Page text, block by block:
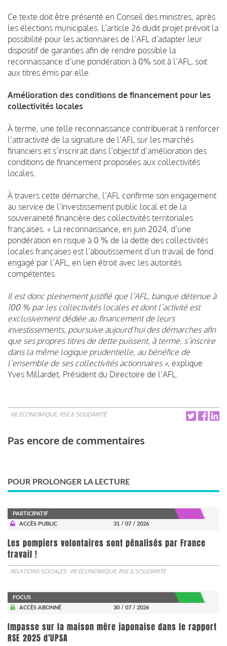
Ce texte doit être présenté en Conseil des ministres, après
les élections municipales. L’article 26 dudit projet prévoit la
possibilité pour les actionnaires de l’AFL d’adapter leur
dispositif de garanties afin de rendre possible la
reconnaissance d’une pondération à 0% soit à l’AFL, soit
aux titres émis par elle.
Amélioration des conditions de financement pour les
collectivités locales
À terme, une telle reconnaissance contribuerait à renforcer
l’attractivité de la signature de l’AFL sur les marchés
financiers et s’inscrirait dans l’objectif d’amélioration des
conditions de financement proposées aux collectivités
locales.
À travers cette démarche, l’AFL confirme son engagement
au service de l’investissement public local et de la
souveraineté financière des collectivités territoriales
françaises. « La reconnaissance, en juin 2024, d’une
pondération en risque à 0 % de la dette des collectivités
locales françaises est l’aboutissement d’un travail de fond
engagé par l’AFL, en lien étroit avec les autorités
compétentes.
Il est donc pleinement justifié que l’AFL, banque détenue à
100 % par les collectivités locales et dont l’activité est
exclusivement dédiée au financement de leurs
investissements, poursuive aujourd’hui des démarches afin
que ses propres titres de dette puissent, à terme, s’inscrire
dans la même logique prudentielle, au bénéfice de
l’ensemble de ses collectivités actionnaires », explique
Yves Millardet, Président du Directoire de l’AFL.
VIE ÉCONOMIQUE, RSE & SOLIDARITÉ
Pas encore de commentaires
POUR PROLONGER LA LECTURE
PARTICIPATIF
ACCÈS PUBLIC
31 / 07 / 2026
Les pompiers volontaires sont pénalisés par France
travail !
RELATIONS SOCIALES VIE ÉCONOMIQUE, RSE & SOLIDARITÉ
FOCUS
ACCÈS ABONNÉ
30 / 07 / 2026
Impasse sur la maison mère japonaise dans le rapport
RSE 2025 d'UPSA